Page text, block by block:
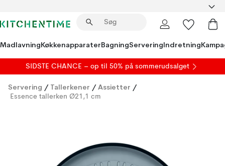
MadlavningKøkkenapparaterBagningServeringIndretning
SIDSTE CHANCE – op til 50% på sommerudsalget
Servering / Tallerkener / Assietter /
Essence tallerken Ø21,1 cm